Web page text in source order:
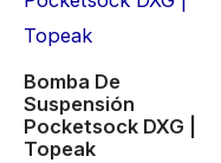
Bomba De
Suspensión
Pocketsock DXG |
Topeak